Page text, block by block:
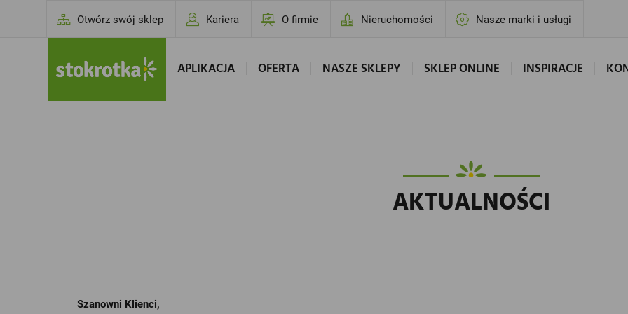
Otwórz swój sklep Kariera O firmie Nieruchomości Nasze marki i usługi
APLIKACJA OFERTA NASZE SKLEPY SKLEP ONLINE INSPIRACJE
AKTUALNOŚCI
Szanowni Klienci,